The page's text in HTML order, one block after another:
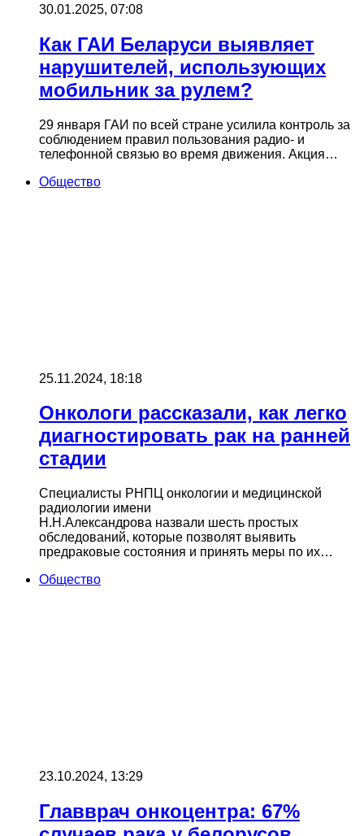
30.01.2025, 07:08
Как ГАИ Беларуси выявляет
нарушителей, использующих
мобильник за рулем?
29 января ГАИ по всей стране усилила контроль за
соблюдением правил пользования радио- и
телефонной связью во время движения. Акция…
Общество
25.11.2024, 18:18
Онкологи рассказали, как легко
диагностировать рак на ранней
стадии
Специалисты РНПЦ онкологии и медицинской
радиологии имени
Н.Н.Александрова назвали шесть простых
обследований, которые позволят выявить
предраковые состояния и принять меры по их…
Общество
23.10.2024, 13:29
Главврач онкоцентра: 67%